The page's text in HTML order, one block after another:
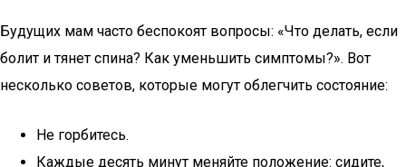
Будущих мам часто беспокоят вопросы: «Что делать, если
болит и тянет спина? Как уменьшить симптомы?». Вот
несколько советов, которые могут облегчить состояние:
Не горбитесь.
Каждые десять минут меняйте положение: сидите,